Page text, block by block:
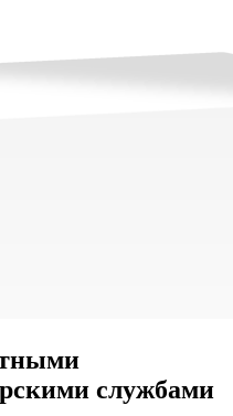
службами